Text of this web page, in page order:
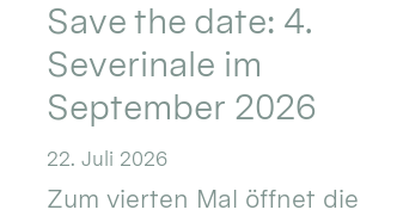
Save the date: 4.
Severinale im
September 2026
22. Juli 2026
Zum vierten Mal öffnet die